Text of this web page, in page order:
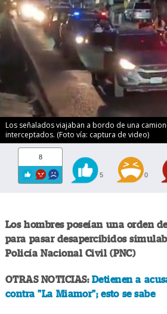
Los señalados viajaban a bordo de una
interceptados. (Foto vía: captura de video)
8
5 0
Los hombres poseían una orden
para pasar desapercibidos
Policía Nacional Civil (PNC)
OTRAS NOTICIAS: Detienen a
contra "La Miamor"; esto se sabe